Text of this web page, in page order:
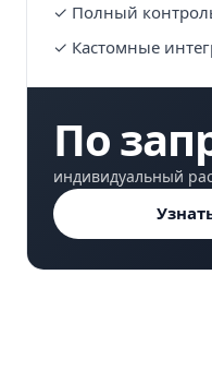
✓ Полный
✓ Кастомные
По
индивидуальный